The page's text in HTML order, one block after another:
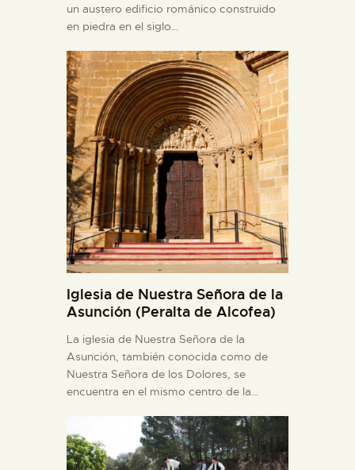
un austero edificio románico construido
en piedra en el siglo…
Iglesia de Nuestra Señora de la
Asunción (Peralta de Alcofea)
La iglesia de Nuestra Señora de la
Asunción, también conocida como de
Nuestra Señora de los Dolores, se
encuentra en el mismo centro de la…